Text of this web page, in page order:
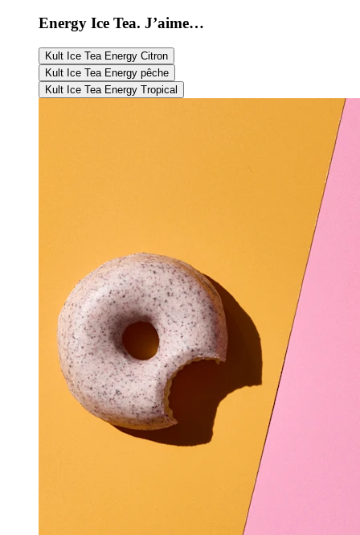
Energy Ice Tea. J’aime…
Kult Ice Tea Energy Citron
Kult Ice Tea Energy pêche
Kult Ice Tea Energy Tropical